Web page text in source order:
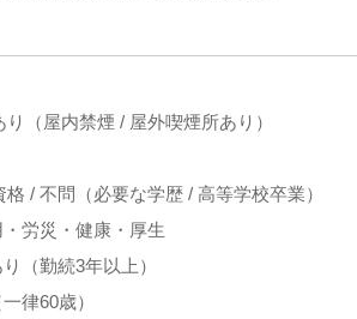
（屋内禁煙 / 屋外喫煙所あり）
/ 不問（必要な学歴 / 高等学校卒業）
労災・健康・厚生
（勤続3年以上）
律60歳）